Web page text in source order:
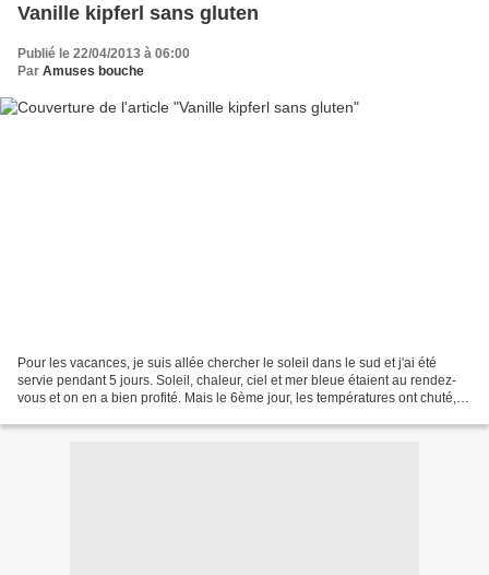
Vanille kipferl sans gluten
Publié le 22/04/2013 à 06:00
Par Amuses bouche
Pour les vacances, je suis allée chercher le soleil dans le sud et j'ai été
servie pendant 5 jours. Soleil, chaleur, ciel et mer bleue étaient au rendez-
vous et on en a bien profité. Mais le 6ème jour, les températures ont chuté, la